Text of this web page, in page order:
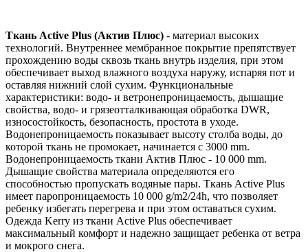
Ткань Active Plus (Актив Плюс) - материал высоких
технологий. Внутреннее мембранное покрытие препятствует
прохождению воды сквозь ткань внутрь изделия, при этом
обеспечивает выход влажного воздуха наружу, испаряя пот и
оставляя нижний слой сухим. Функциональные
характеристики: водо- и ветронепроницаемость, дышащие
свойства, водо- и грязеотталкивающая обработка DWR,
износостойкость, безопасность, простота в уходе.
Водонепроницаемость показывает высоту столба воды, до
которой ткань не промокает, начинается с 3000 mm.
Водонепроницаемость ткани Актив Плюс - 10 000 mm.
Дышащие свойства материала определяются его
способностью пропускать водяные пары. Ткань Active Plus
имеет паропроницаемость 10 000 g/m2/24h, что позволяет
ребенку избегать перегрева и при этом оставаться сухим.
Одежда Kerry из ткани Active Plus обеспечивает
максимальный комфорт и надежно защищает ребенка от ветра
и мокрого снега.